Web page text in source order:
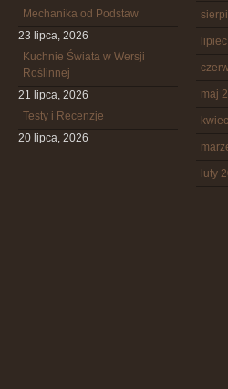
Mechanika od Podstaw
23 lipca, 2026
Kuchnie Świata w Wersji
Roślinnej
21 lipca, 2026
Testy i Recenzje
20 lipca, 2026
maj
luty